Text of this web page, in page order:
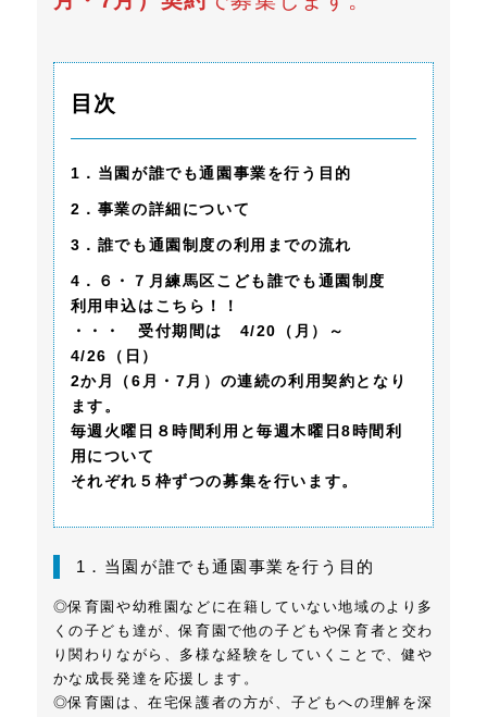
目次
1．当園が誰でも通園事業を行う目的
2．事業の詳細について
3．誰でも通園制度の利用までの流れ
4．６・７月練馬区こども誰でも通園制度
利用申込はこちら！！
・・・ 受付期間は 4/20（月）～
4/26（日）
2か月（6月・7月）の連続の利用契約となり
ます。
毎週火曜日８時間利用と毎週木曜日8時間利
用について
それぞれ５枠ずつの募集を行います。
1．当園が誰でも通園事業を行う目的
◎保育園や幼稚園などに在籍していない地域のより多
くの子ども達が、保育園で他の子どもや保育者と交わ
り関わりながら、多様な経験をしていくことで、健や
かな成長発達を応援します。
◎保育園は、在宅保護者の方が、子どもへの理解を深